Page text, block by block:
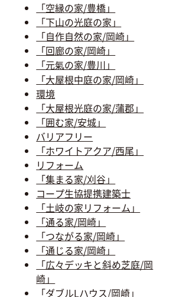
「空縁の家/豊橋」
「下山の光庭の家」
「自作自然の家/岡崎」
「回廊の家/岡崎」
「元氣の家/豊川」
「大屋根中庭の家/岡崎」
環境
「大屋根光庭の家/蒲郡」
「囲む家/安城」
バリアフリー
「ホワイトアクア/西尾」
リフォーム
「集まる家/刈谷」
コープ生協提携建築士
「土岐の家リフォーム」
「通る家/岡崎」
「つながる家/岡崎」
「通じる家/岡崎」
「広々デッキと斜め芝庭/岡
崎」
「ダブルLハウス/岡崎」